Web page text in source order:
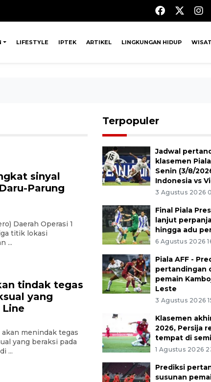
LIFESTYLE IPTEK ARTIKEL LINGKUNGAN HIDUP
sinyal
Parung
Daerah Operasi 1
titik lokasi
...
tindak tegas
yang
menindak tegas
yang beraksi pada
...
Terpopuler
Jadwal
klasemen
Senin (3/8/
Indonesia vs
3 Agustus 2026
Final Piala
lanjut
hingga adu
6 Agustus 2026
Piala AFF -
pertandingan
pemain
Leste
3 Agustus 2026
Klasemen
2026, Persija
tempat di
1 Agustus 2026
Prediksi
susunan